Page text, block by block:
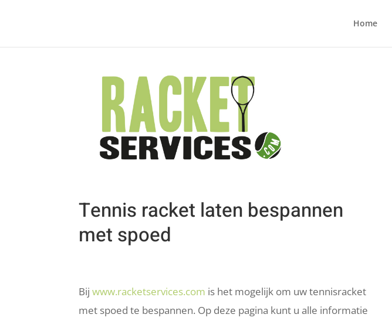
Home
Tennis racket laten bespannen
met spoed
Bijwww.racketservices.com is het mogelijk om uw tennisracket
met spoed te bespannen. Op deze pagina kunt u alle informatie